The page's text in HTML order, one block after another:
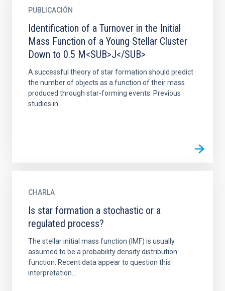
PUBLICACIÓN
Identification of a Turnover in the Initial
Mass Function of a Young Stellar Cluster
Down to 0.5 M<SUB>J</SUB>
A successful theory of star formation should predict
the number of objects as a function of their mass
produced through star-forming events. Previous
studies in...
CHARLA
Is star formation a stochastic or a
regulated process?
The stellar initial mass function (IMF) is usually
assumed to be a probability density distribution
function. Recent data appear to question this
interpretation...